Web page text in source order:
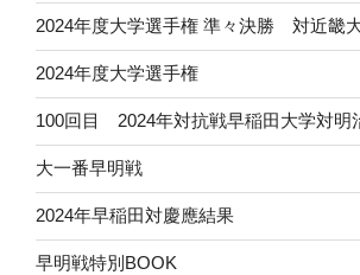
2024年度大学選手権 準々決勝 対近畿
2024年度大学選手権
100回目 2024年対抗戦早稲田大学対明
大一番早明戦
2024年早稲田対慶應結果
早明戦特別BOOK